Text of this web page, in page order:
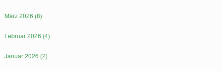
März 2026 (8)
Februar 2026 (4)
Januar 2026 (2)